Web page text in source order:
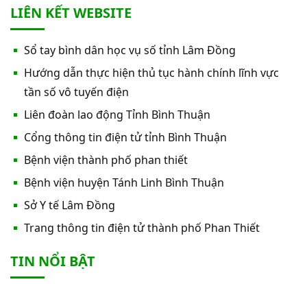
phẵng
Thư mời báo giá về việc In bìa hồ sơ bệnh án, Sổ
y bạ năm 2026
Thư mời báo giá về việc cung cấp dịch vụ “Bảo
hiểm cháy, nổ bắt buộc năm 2026"
Thư mời báo giá về việc cung cấp hàng hóa
“Bóng đèn đo quang phổ máy xét nghiệm sinh
hóa Erba XL-200 (LAMP-ASSY)
Thư mời báo giá về việc cung cấp “Dịch vụ tháo
dỡ, di dời và lắp đặt máy X-Quang thường quy và
LIÊN KẾT WEBSITE
Sổ tay bình dân học vụ số tỉnh Lâm Đồng
Hướng dẫn thực hiện thủ tục hành chính lĩnh vực
tần số vô tuyến điện
Liên đoàn lao động Tỉnh Bình Thuận
Cổng thông tin điện tử tỉnh Bình Thuận
Bệnh viện thành phố phan thiết
Bệnh viện huyện Tánh Linh Bình Thuận
Sở Y tế Lâm Đồng
Trang thông tin điện tử thành phố Phan Thiết
TIN NỔI BẬT